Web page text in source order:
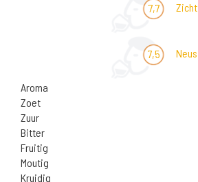
7,7 Zicht
7,5 Neus
Aroma
Zoet
Zuur
Bitter
Fruitig
Moutig
Kruidig